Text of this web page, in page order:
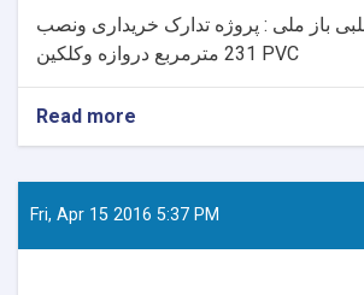
باز ملی : پروژه تدارک خریداری ونصب
231 مترمربع دروازه وکلکین PVC
Read more
داوطلبی
باز
Fri, Apr 15 2016 5:37 PM